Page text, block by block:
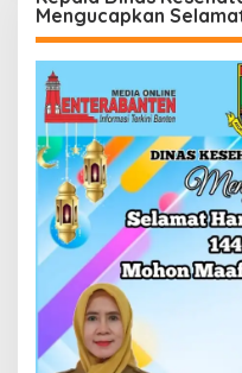
Mengucapkan